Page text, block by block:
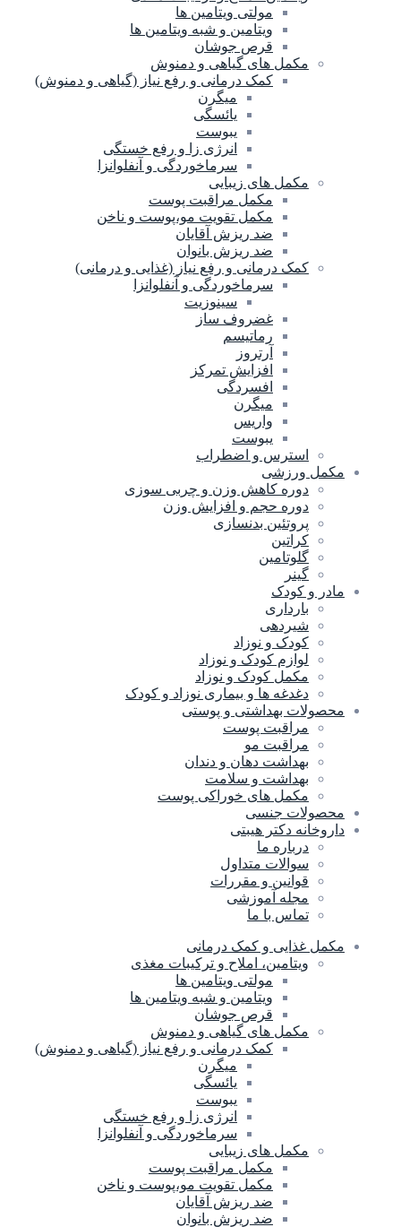
مولتی ویتامین ها
ویتامین و شبه ویتامین ها
قرص جوشان
مکمل های گیاهی و دمنوش
کمک درمانی و رفع نیاز (گیاهی و دمنوش)
میگرن
یائسگی
یبوست
انرژی زا و رفع خستگی
سرماخوردگی و آنفلوانزا
مکمل های زیبایی
مکمل مراقبت پوست
مکمل تقویت مو،پوست و ناخن
ضد ریزش آقایان
ضد ریزش بانوان
کمک درمانی و رفع نیاز (غذایی و درمانی)
سرماخوردگی و آنفلوانزا
سینوزیت
غضروف ساز
رماتیسم
آرتروز
افزایش تمرکز
افسردگی
میگرن
واریس
یبوست
استرس و اضطراب
مکمل ورزشی
دوره کاهش وزن و چربی سوزی
دوره حجم و افزایش وزن
پروتئین بدنسازی
کراتین
گلوتامین
گینر
مادر و کودک
بارداری
شیردهی
کودک و نوزاد
لوازم کودک و نوزاد
مکمل کودک و نوزاد
دغدغه ها و بیماری نوزاد و کودک
محصولات بهداشتی و پوستی
مراقبت پوست
مراقبت مو
بهداشت دهان و دندان
بهداشت و سلامت
مکمل های خوراکی پوست
محصولات جنسی
داروخانه دکتر هیبتی
درباره ما
سوالات متداول
قوانین و مقررات
مجله آموزشی
تماس با ما
مکمل غذایی و کمک درمانی
ویتامین، املاح و ترکیبات مغذی
مولتی ویتامین ها
ویتامین و شبه ویتامین ها
قرص جوشان
مکمل های گیاهی و دمنوش
کمک درمانی و رفع نیاز (گیاهی و دمنوش)
میگرن
یائسگی
یبوست
انرژی زا و رفع خستگی
سرماخوردگی و آنفلوانزا
مکمل های زیبایی
مکمل مراقبت پوست
مکمل تقویت مو،پوست و ناخن
ضد ریزش آقایان
ضد ریزش بانوان